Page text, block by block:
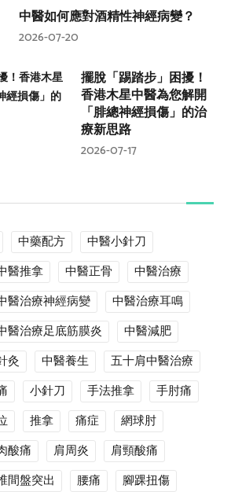
中醫如何應對酒精性神經病變？
2026-07-20
擺脫「踢踏步」困擾！
香港木星中醫為您解開
「腓總神經損傷」的治
療新思路
2026-07-17
中藥配方
中醫小針刀
醫推拿 中醫正骨
中醫治療
醫治療神經病變
中醫治療耳鳴
醫治療足底筋膜炎
中醫減肥
灸 中醫養生
五十肩中醫治療
小針刀 手法推拿
手肘痛
推拿 痛症
網球肘
酸痛 肩周炎
肩頸酸痛
間盤突出 腰痛
腳踝扭傷